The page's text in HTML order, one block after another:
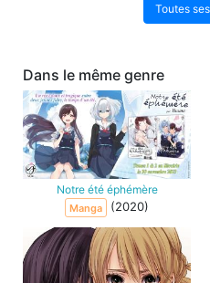
Toutes
Dans le même genre
Notre été éphémère
Manga (2020)